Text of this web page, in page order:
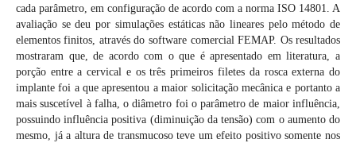
cada parâmetro, em configuração de acordo com a norma ISO 14801. A
avaliação se deu por simulações estáticas não lineares pelo método de
elementos finitos, através do software comercial FEMAP. Os resultados
mostraram que, de acordo com o que é apresentado em literatura, a
porção entre a cervical e os três primeiros filetes da rosca externa do
implante foi a que apresentou a maior solicitação mecânica e portanto a
mais suscetível à falha, o diâmetro foi o parâmetro de maior influência,
possuindo influência positiva (diminuição da tensão) com o aumento do
mesmo, já a altura de transmucoso teve um efeito positivo somente nos